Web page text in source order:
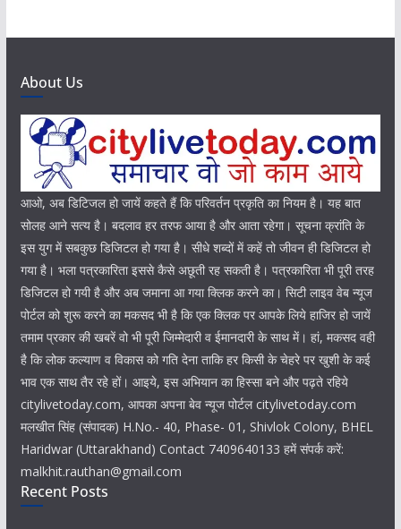
About Us
आओ, अब डिटिजल हो जायें कहते हैं कि परिवर्तन प्रकृति का नियम है। यह बात
सोलह आने सत्य है। बदलाव हर तरफ आया है और आता रहेगा। सूचना क्रांति के
इस युग में सबकुछ डिजिटल हो गया है। सीधे शब्दों में कहें तो जीवन ही डिजिटल हो
गया है। भला पत्रकारिता इससे कैसे अछूती रह सकती है। पत्रकारिता भी पूरी तरह
डिजिटल हो गयी है और अब जमाना आ गया क्लिक करने का। सिटी लाइव वेब न्यूज
पोर्टल को शुरू करने का मकसद भी है कि एक क्लिक पर आपके लिये हाजिर हो जायें
तमाम प्रकार की खबरें वो भी पूरी जिम्मेदारी व ईमानदारी के साथ में। हां, मकसद वही
है कि लोक कल्याण व विकास को गति देना ताकि हर किसी के चेहरे पर खुशी के कई
भाव एक साथ तैर रहे हों। आइये, इस अभियान का हिस्सा बने और पढ़ते रहिये
citylivetoday.com, आपका अपना बेव न्यूज पोर्टल citylivetoday.com
मलखीत सिंह (संपादक) H.No.- 40, Phase- 01, Shivlok Colony, BHEL
Haridwar (Uttarakhand) Contact 7409640133 हमें संपर्क करें:
malkhit.rauthan@gmail.com
Recent Posts